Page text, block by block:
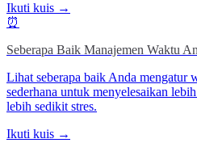
Ikuti kuis →
⏰
Seberapa Baik Manajemen Waktu
Lihat seberapa baik Anda mengatur
sederhana untuk menyelesaikan
lebih sedikit stres.
Ikuti kuis →